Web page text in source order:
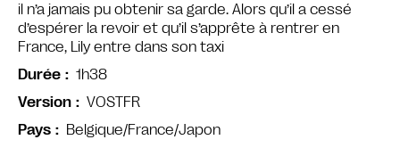
il n’a jamais pu obtenir sa garde. Alors qu’il a cessé
d’espérer la revoir et qu’il s’apprête à rentrer en
France, Lily entre dans son taxi
Durée
1h38
Version
VOSTFR
Pays
Belgique/France/Japon